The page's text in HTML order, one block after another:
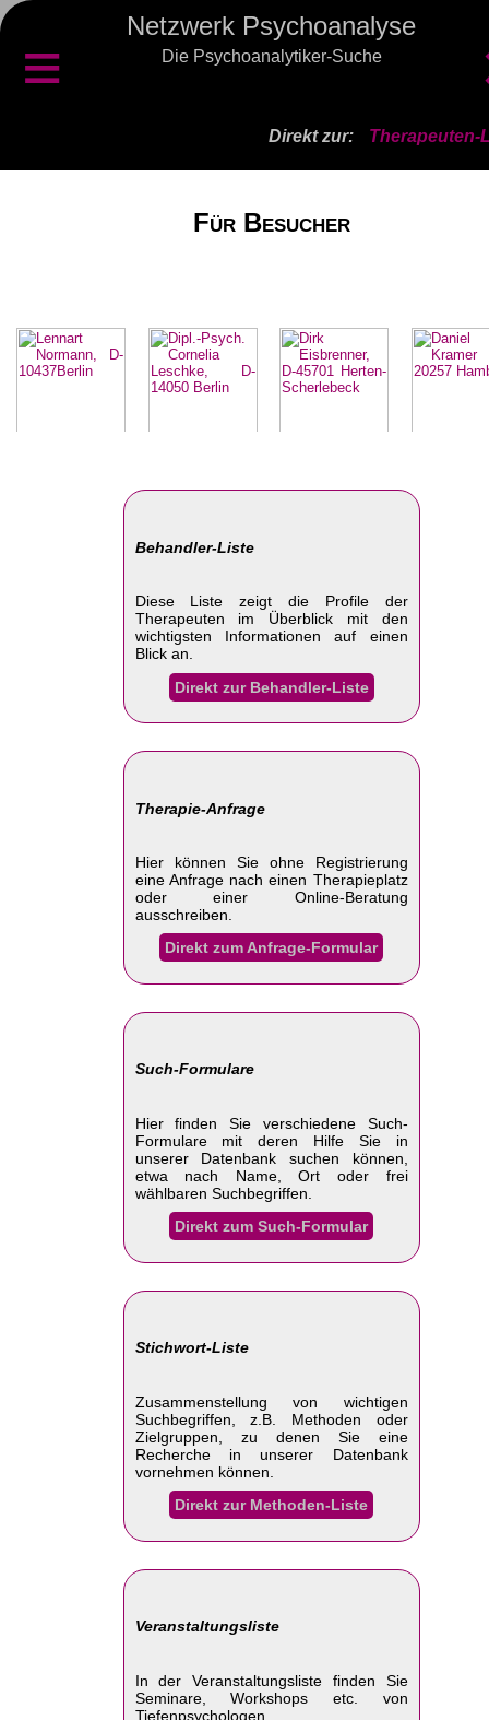
Netzwerk Psychoanalyse
Die Psychoanalytiker-Suche
≡
Direkt zur: Therapeuten-
Für Besucher
Behandler-Liste
Diese Liste zeigt die Profile der
Therapeuten im Überblick mit den
wichtigsten Informationen auf einen
Blick an.
Direkt zur Behandler-Liste
Therapie-Anfrage
Hier können Sie ohne Registrierung
eine Anfrage nach einen Therapieplatz
oder einer Online-Beratung
ausschreiben.
Direkt zum Anfrage-Formular
Such-Formulare
Hier finden Sie verschiedene Such-
Formulare mit deren Hilfe Sie in
unserer Datenbank suchen können,
etwa nach Name, Ort oder frei
wählbaren Suchbegriffen.
Direkt zum Such-Formular
Stichwort-Liste
Zusammenstellung von wichtigen
Suchbegriffen, z.B. Methoden oder
Zielgruppen, zu denen Sie eine
Recherche in unserer Datenbank
vornehmen können.
Direkt zur Methoden-Liste
Veranstaltungsliste
In der Veranstaltungsliste finden Sie
Seminare, Workshops etc. von
Tiefenpsychologen.